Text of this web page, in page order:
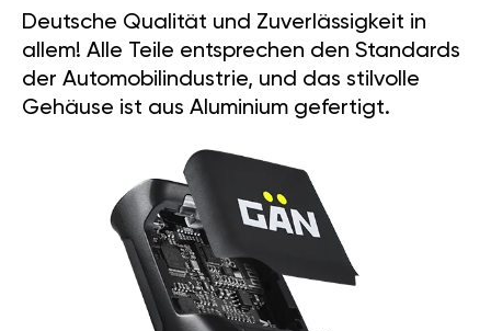
Deutsche Qualität und Zuverlässigkeit in
allem! Alle Teile entsprechen den Standards
der Automobilindustrie, und das stilvolle
Gehäuse ist aus Aluminium gefertigt.